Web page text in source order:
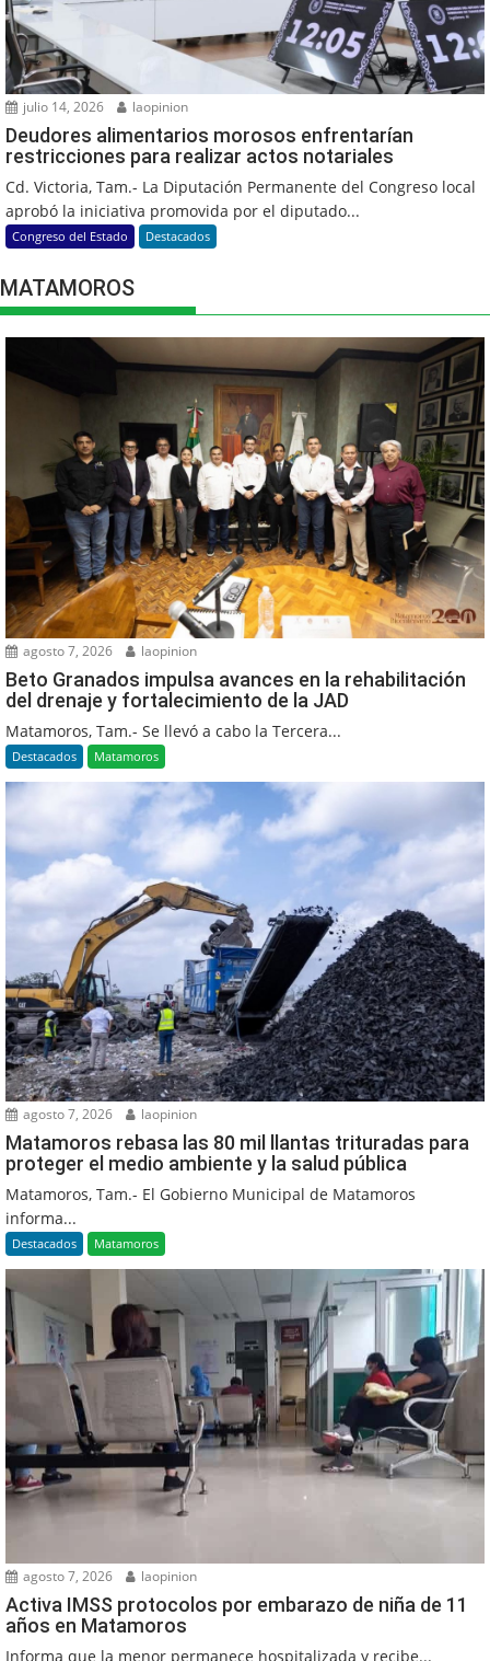
julio 14, 2026 laopinion
Deudores alimentarios morosos enfrentarían
restricciones para realizar actos notariales
Cd. Victoria, Tam.- La Diputación Permanente del Congreso local
aprobó la iniciativa promovida por el diputado...
Congreso del Estado Destacados
MATAMOROS
agosto 7, 2026 laopinion
Beto Granados impulsa avances en la rehabilitación
del drenaje y fortalecimiento de la JAD
Matamoros, Tam.- Se llevó a cabo la Tercera...
Destacados Matamoros
agosto 7, 2026 laopinion
Matamoros rebasa las 80 mil llantas trituradas para
proteger el medio ambiente y la salud pública
Matamoros, Tam.- El Gobierno Municipal de Matamoros
informa...
Destacados Matamoros
agosto 7, 2026 laopinion
Activa IMSS protocolos por embarazo de niña de 11
años en Matamoros
Informa que la menor permanece hospitalizada y recibe...